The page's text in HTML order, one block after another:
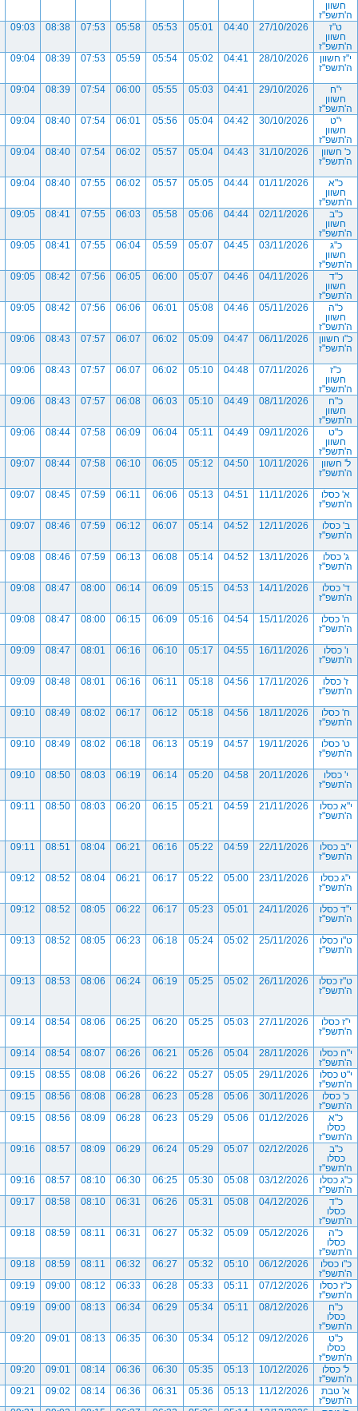
חשוון
ה'תשפ"ז
ט"ז
חשוון
ה'תשפ"ז
27/10/2026
04:40
05:01
05:53
05:58
07:53
08:38
09:03
י"ז חשוון
ה'תשפ"ז
28/10/2026
04:41
05:02
05:54
05:59
07:53
08:39
09:04
י"ח
חשוון
ה'תשפ"ז
29/10/2026
04:41
05:03
05:55
06:00
07:54
08:39
09:04
י"ט
חשוון
ה'תשפ"ז
30/10/2026
04:42
05:04
05:56
06:01
07:54
08:40
09:04
כ' חשוון
ה'תשפ"ז
31/10/2026
04:43
05:04
05:57
06:02
07:54
08:40
09:04
כ"א
חשוון
ה'תשפ"ז
01/11/2026
04:44
05:05
05:57
06:02
07:55
08:40
09:04
כ"ב
חשוון
ה'תשפ"ז
02/11/2026
04:44
05:06
05:58
06:03
07:55
08:41
09:05
כ"ג
חשוון
ה'תשפ"ז
03/11/2026
04:45
05:07
05:59
06:04
07:55
08:41
09:05
כ"ד
חשוון
ה'תשפ"ז
04/11/2026
04:46
05:07
06:00
06:05
07:56
08:42
09:05
כ"ה
חשוון
ה'תשפ"ז
05/11/2026
04:46
05:08
06:01
06:06
07:56
08:42
09:05
כ"ו חשוון
ה'תשפ"ז
06/11/2026
04:47
05:09
06:02
06:07
07:57
08:43
09:06
כ"ז
חשוון
ה'תשפ"ז
07/11/2026
04:48
05:10
06:02
06:07
07:57
08:43
09:06
כ"ח
חשוון
ה'תשפ"ז
08/11/2026
04:49
05:10
06:03
06:08
07:57
08:43
09:06
כ"ט
חשוון
ה'תשפ"ז
09/11/2026
04:49
05:11
06:04
06:09
07:58
08:44
09:06
ל' חשוון
ה'תשפ"ז
10/11/2026
04:50
05:12
06:05
06:10
07:58
08:44
09:07
א' כסלו
ה'תשפ"ז
11/11/2026
04:51
05:13
06:06
06:11
07:59
08:45
09:07
ב' כסלו
ה'תשפ"ז
12/11/2026
04:52
05:14
06:07
06:12
07:59
08:46
09:07
ג' כסלו
ה'תשפ"ז
13/11/2026
04:52
05:14
06:08
06:13
07:59
08:46
09:08
ד' כסלו
ה'תשפ"ז
14/11/2026
04:53
05:15
06:09
06:14
08:00
08:47
09:08
ה' כסלו
ה'תשפ"ז
15/11/2026
04:54
05:16
06:09
06:15
08:00
08:47
09:08
ו' כסלו
ה'תשפ"ז
16/11/2026
04:55
05:17
06:10
06:16
08:01
08:47
09:09
ז' כסלו
ה'תשפ"ז
17/11/2026
04:56
05:18
06:11
06:16
08:01
08:48
09:09
ח' כסלו
ה'תשפ"ז
18/11/2026
04:56
05:18
06:12
06:17
08:02
08:49
09:10
ט' כסלו
ה'תשפ"ז
19/11/2026
04:57
05:19
06:13
06:18
08:02
08:49
09:10
י' כסלו
ה'תשפ"ז
20/11/2026
04:58
05:20
06:14
06:19
08:03
08:50
09:10
י"א כסלו
ה'תשפ"ז
21/11/2026
04:59
05:21
06:15
06:20
08:03
08:50
09:11
י"ב כסלו
ה'תשפ"ז
22/11/2026
04:59
05:22
06:16
06:21
08:04
08:51
09:11
י"ג כסלו
ה'תשפ"ז
23/11/2026
05:00
05:22
06:17
06:21
08:04
08:52
09:12
י"ד כסלו
ה'תשפ"ז
24/11/2026
05:01
05:23
06:17
06:22
08:05
08:52
09:12
ט"ו כסלו
ה'תשפ"ז
25/11/2026
05:02
05:24
06:18
06:23
08:05
08:52
09:13
ט"ז כסלו
ה'תשפ"ז
26/11/2026
05:02
05:25
06:19
06:24
08:06
08:53
09:13
י"ז כסלו
ה'תשפ"ז
27/11/2026
05:03
05:25
06:20
06:25
08:06
08:54
09:14
י"ח כסלו
ה'תשפ"ז
28/11/2026
05:04
05:26
06:21
06:26
08:07
08:54
09:14
י"ט כסלו
ה'תשפ"ז
29/11/2026
05:05
05:27
06:22
06:26
08:08
08:55
09:15
כ' כסלו
ה'תשפ"ז
30/11/2026
05:06
05:28
06:23
06:28
08:08
08:56
09:15
כ"א
כסלו
ה'תשפ"ז
01/12/2026
05:06
05:29
06:23
06:28
08:09
08:56
09:15
כ"ב
כסלו
ה'תשפ"ז
02/12/2026
05:07
05:29
06:24
06:29
08:09
08:57
09:16
כ"ג כסלו
ה'תשפ"ז
03/12/2026
05:08
05:30
06:25
06:30
08:10
08:57
09:16
כ"ד
כסלו
ה'תשפ"ז
04/12/2026
05:08
05:31
06:26
06:31
08:10
08:58
09:17
כ"ה
כסלו
ה'תשפ"ז
05/12/2026
05:09
05:32
06:27
06:31
08:11
08:59
09:18
כ"ו כסלו
ה'תשפ"ז
06/12/2026
05:10
05:32
06:27
06:32
08:11
08:59
09:18
כ"ז כסלו
ה'תשפ"ז
07/12/2026
05:11
05:33
06:28
06:33
08:12
09:00
09:19
כ"ח
כסלו
ה'תשפ"ז
08/12/2026
05:11
05:34
06:29
06:34
08:13
09:00
09:19
כ"ט
כסלו
ה'תשפ"ז
09/12/2026
05:12
05:34
06:30
06:35
08:13
09:01
09:20
ל' כסלו
ה'תשפ"ז
10/12/2026
05:13
05:35
06:30
06:36
08:14
09:01
09:20
א' טבת
ה'תשפ"ז
11/12/2026
05:13
05:36
06:31
06:36
08:14
09:02
09:21